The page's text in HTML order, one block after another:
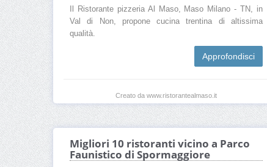
Il Ristorante pizzeria Al Maso, Maso Milano - TN, in
Val di Non, propone cucina trentina di altissima
qualità.
Approfondisci
Creato da www.ristorantealmaso.it
Migliori 10 ristoranti vicino a Parco
Faunistico di Spormaggiore